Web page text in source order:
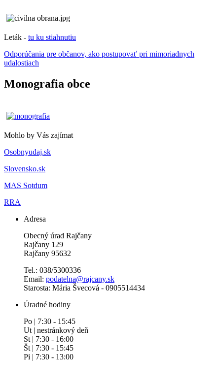
Leták - tu ku stiahnutiu
Odporúčania pre občanov, ako postupovať pri mimoriadnych
udalostiach
Monografia obce
Mohlo by Vás zajímat
Osobnyudaj.sk
Slovensko.sk
MAS Sotdum
RRA
Adresa
Obecný úrad Rajčany
Rajčany 129
Rajčany 95632
Tel.: 038/5300336
Email: podatelna@rajcany.sk
Starosta: Mária Švecová - 0905514434
Úradné hodiny
Po | 7:30 - 15:45
Ut | nestránkový deň
St | 7:30 - 16:00
Št | 7:30 - 15:45
Pi | 7:30 - 13:00